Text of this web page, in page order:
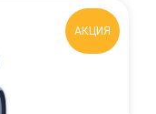
АКЦИЯ